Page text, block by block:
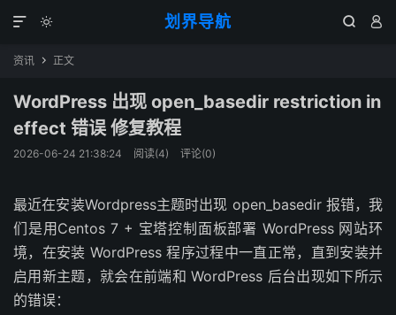
划界导航
  

资讯  正文
WordPress 出现 open_basedir restriction in
effect 错误 修复教程
2026-06-24 21:38:24 阅读(4) 评论(0)
最近在安装Wordpress主题时出现 open_basedir 报错，我
们是用Centos 7 + 宝塔控制面板部署 WordPress 网站环
境，在安装 WordPress 程序过程中一直正常，直到安装并
启用新主题，就会在前端和 WordPress 后台出现如下所示
的错误：